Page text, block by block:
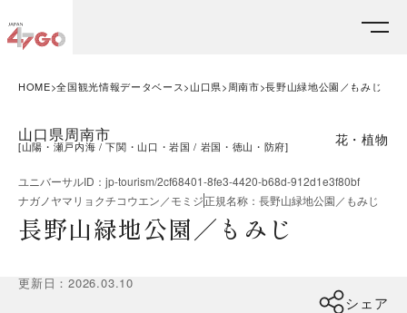
HOME 全国観光情報データベース 山口県 周南市 長野山緑地公園／もみじ
山口県周南市
[山陽・瀬戸内海 下関・山口・岩国 岩国・徳山・防府] 花・植物
ユニバーサルID ： jp-tourism/2cf68401-8fe3-4420-b68d-912d1e3f80bf
ナガノヤマリョクチコウエン／モミジ正規名称 ： 長野山緑地公園／もみじ
長野山緑地公園／もみじ
更新日 ：2026.03.10
シェア